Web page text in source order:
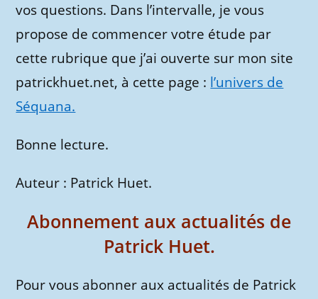
vos questions. Dans l’intervalle, je vous
propose de commencer votre étude par
cette rubrique que j’ai ouverte sur mon site
patrickhuet.net, à cette page : l’univers de
Séquana.
Bonne lecture.
Auteur : Patrick Huet.
Abonnement aux actualités de
Patrick Huet.
Pour vous abonner aux actualités de Patrick